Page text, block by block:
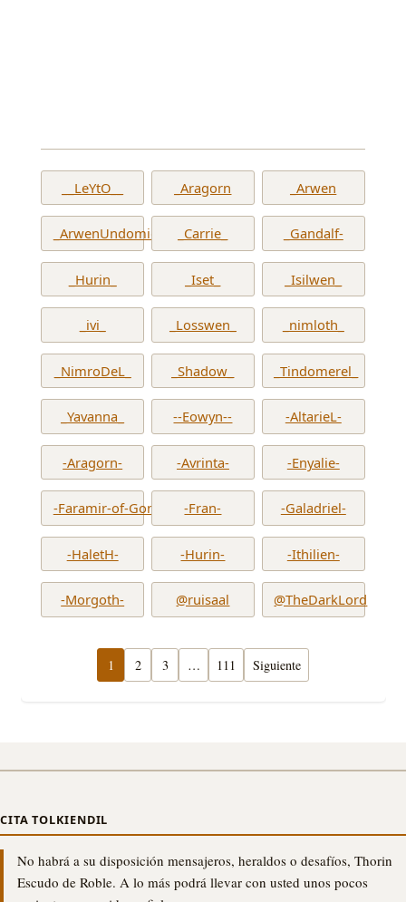
__LeYtO__ _Aragorn _Arwen
_ArwenUndomiel_ _Carrie_ _Gandalf-
_Hurin_ _Iset_ _Isilwen_
_ivi_ _Losswen_ _nimloth_
_NimroDeL_ _Shadow_ _Tindomerel_
_Yavanna_ --Eowyn-- -AltarieL-
-Aragorn- -Avrinta- -Enyalie-
-Faramir-of-Gondor- -Fran- -Galadriel-
-HaletH- -Hurin- -Ithilien-
-Morgoth- @ruisaal @TheDarkLord
1 2 3 … 111 Siguiente
CITA TOLKIENDIL
No habrá a su disposición mensajeros, heraldos o desafíos, Thorin
Escudo de Roble. A lo más podrá llevar con usted unos pocos